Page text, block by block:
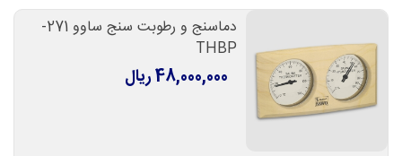
دماسنج و رطوبت سنج ساوو 271-
THBP
48,000,000 ریال